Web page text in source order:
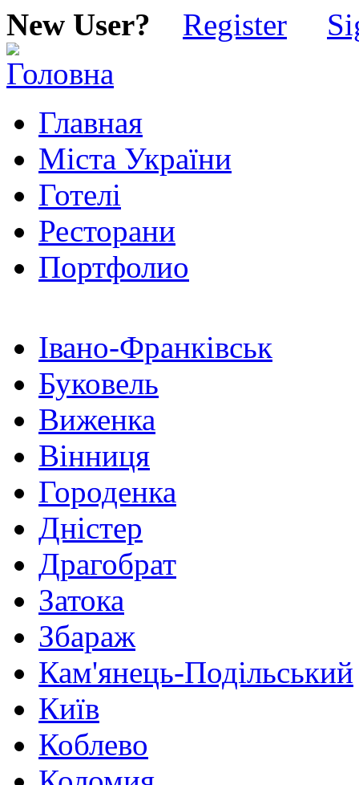
New User? Register
Главная
Міста України
Готелі
Ресторани
Портфолио
Івано-Франківськ
Буковель
Виженка
Вінниця
Городенка
Дністер
Драгобрат
Затока
Збараж
Кам'янець-Подільський
Київ
Коблево